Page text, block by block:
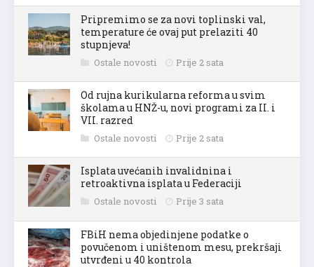
Pripremimo se za novi toplinski val,
temperature će ovaj put prelaziti 40
stupnjeva!
Ostale novosti Prije 2 sata
Od rujna kurikularna reforma u svim
školama u HNŽ-u, novi programi za II. i
VII. razred
Ostale novosti Prije 2 sata
Isplata uvećanih invalidnina i
retroaktivna isplata u Federaciji
Ostale novosti Prije 3 sata
FBiH nema objedinjene podatke o
povučenom i uništenom mesu, prekršaji
utvrđeni u 40 kontrola